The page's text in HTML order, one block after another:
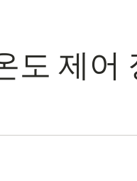
도 제어